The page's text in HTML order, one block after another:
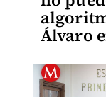
Álvaro